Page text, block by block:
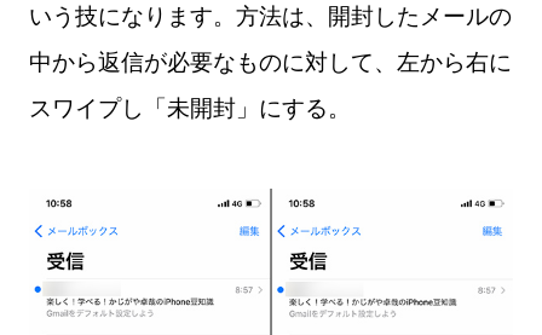
いう技になります。方法は、開封したメールの
中から返信が必要なものに対して、左から右に
スワイプし「未開封」にする。